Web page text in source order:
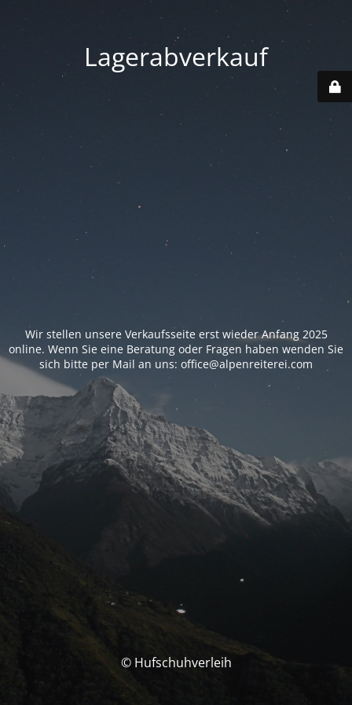
Lagerabverkauf
Wir stellen unsere Verkaufsseite erst wieder Anfang 2025
online. Wenn Sie eine Beratung oder Fragen haben wenden Sie
sich bitte per Mail an uns: office@alpenreiterei.com
© Hufschuhverleih